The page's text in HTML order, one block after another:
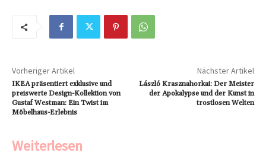
Vorheriger Artikel
IKEA präsentiert exklusive und
preiswerte Design-Kollektion von
Gustaf Westman: Ein Twist im
Möbelhaus-Erlebnis
Nächster Artikel
László Krasznahorkai: Der Meister
der Apokalypse und der Kunst in
trostlosen Welten
Weiterlesen